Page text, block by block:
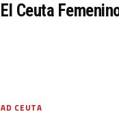
El Ceuta
AD CEUTA